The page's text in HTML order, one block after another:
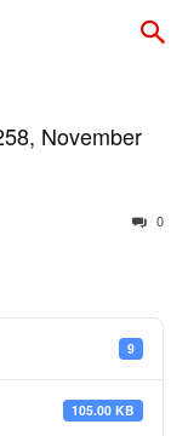
November
0
9
105.00 KB